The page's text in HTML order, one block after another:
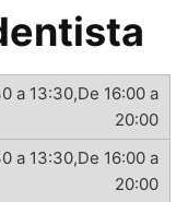
a 13:30,De 16:00 a
20:00
a 13:30,De 16:00 a
20:00